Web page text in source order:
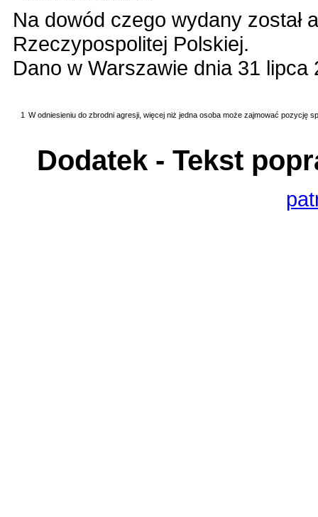
Na dowód czego wydany został
Rzeczypospolitej Polskiej.
Dano w Warszawie dnia 31 lipca
1 W odniesieniu do zbrodni agresji, więcej niż jedna osoba może zajmować pozycję
Dodatek - Tekst